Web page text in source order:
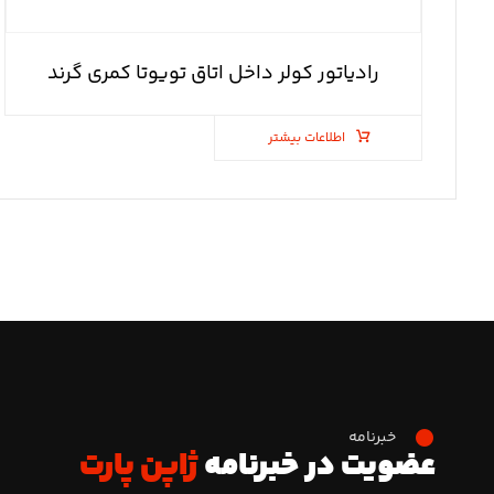
رادیاتور کولر داخل اتاق تویوتا کمری گرند
اطلاعات بیشتر
خبرنامه
عضویت در خبرنامهژاپن پارت